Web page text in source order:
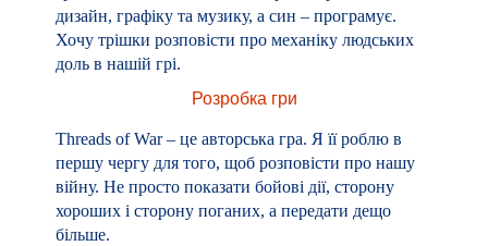
дизайн, графіку та музику, а син – програмує.
Хочу трішки розповісти про механіку людських
доль в нашій грі.
Розробка гри
Threads of War – це авторська гра. Я її роблю в
першу чергу для того, щоб розповісти про нашу
війну. Не просто показати бойові дії, сторону
хороших і сторону поганих, а передати дещо
більше.